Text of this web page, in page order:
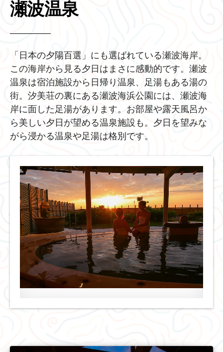
瀬波温泉
「日本の夕陽百選」にも選ばれている瀬波海岸。
この海岸から見る夕日はまさに感動的です。瀬波
温泉は宿泊施設から日帰り温泉、足湯もある湯の
街。汐美荘の裏にある瀬波海浜公園には、瀬波海
岸に面した足湯があります。お部屋や露天風呂か
ら美しい夕日が望める温泉施設も。夕日を望みな
がら浸かる温泉や足湯は格別です。